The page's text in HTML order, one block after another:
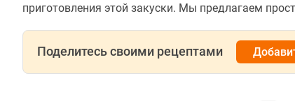
приготовления этой закуски. Мы предлагаем
Поделитесь своими рецептами